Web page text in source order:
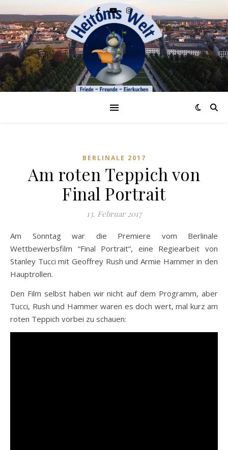
BERLINALE 2017
Am roten Teppich von
Final Portrait
13. Februar 2017
Am Sonntag war die Premiere vom Berlinale
Wettbewerbsfilm “Final Portrait”, eine Regiearbeit von
Stanley Tucci mit Geoffrey Rush und Armie Hammer in den
Hauptrollen.
Den Film selbst haben wir nicht auf dem Programm, aber
Tucci, Rush und Hammer waren es doch wert, mal kurz am
roten Teppich vorbei zu schauen: